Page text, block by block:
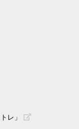
レ」